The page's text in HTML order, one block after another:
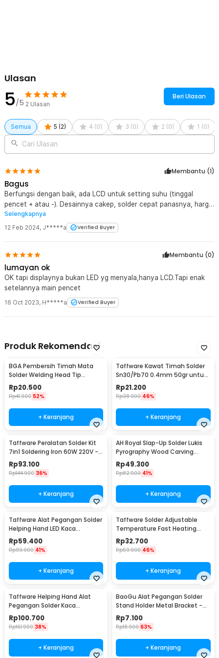
Ulasan
5/5 2 Ulasan
Beri Ulasan
Semua 5 (2) 4 (0) 3 (0) 2 (0) 1 (0)
Cari Ulasan
Membantu (1)
Bagus
Berfungsi dengan baik, ada LCD untuk setting suhu (tinggal
pencet + atau -). Desainnya cakep, solder cepat panasnya, harga
terjangkau. Semoga awet. Tks Jaknot
Selengkapnya
12 Feb 2024, J*****a Verified Buyer
Membantu (0)
lumayan ok
OK tapi displaynya bukan LED yg menyala,hanya LCD.Tapi enak
setelannya main pencet
16 Oct 2023, H*****a Verified Buyer
Produk Rekomendasi
BGA Pembersih Timah Mata
Solder Welding Head Tip
Cleaning
Rp20.500
Rp41.900 52%
+ Keranjang
Taffware Kawat Timah Solder
Sn30/Pb70 0.4mm 50gr untuk
PCB Elektronik 0.4mm
Rp21.200
Rp38.900 46%
+ Keranjang
Taffware Peralatan Solder Kit
7in1 Soldering Iron 60W 220V -
CS-31 E
Rp93.100
Rp144.900 36%
+ Keranjang
AH Royal Slap-Up Solder Lukis
Pyrography Wood Carving
Soldering Iron - PAC904
Rp49.300
Rp82.900 41%
+ Keranjang
Taffware Alat Pegangan Solder
Helping Hand LED Kaca
Pembesar 3.5X - TE-801
Rp59.400
Rp99.900 41%
+ Keranjang
Taffware Solder Adjustable
Temperature Fast Heating
60W with 5 Tips - CS-31 A
Rp32.700
Rp59.900 46%
+ Keranjang
Taffware Helping Hand Alat
Pegangan Solder Kaca
Pembesar LED - MG16129-C
Rp100.700
Rp161.900 38%
+ Keranjang
BaoGu Alat Pegangan Solder
Stand Holder Metal Bracket -
DBL-X10
Rp7.100
Rp18.900 63%
+ Keranjang